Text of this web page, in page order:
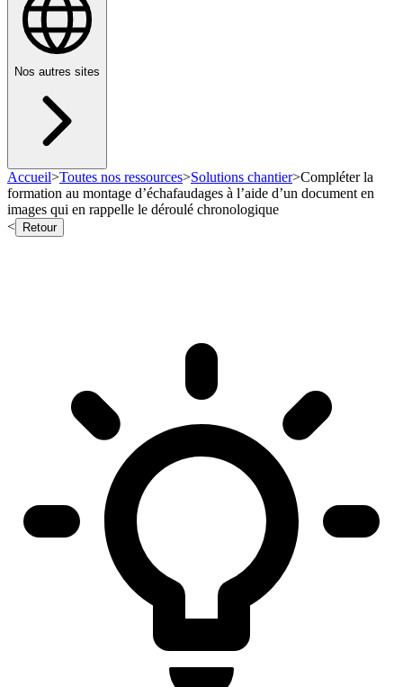
Nos autres sites
Accueil>Toutes nos ressources>Solutions chantier>Compléter la
formation au montage d’échafaudages à l’aide d’un document en
images qui en rappelle le déroulé chronologique
<
Retour